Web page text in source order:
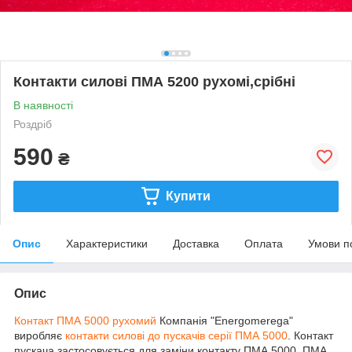
Контакти силові ПМА 5200 рухомі,срібні
В наявності
Роздріб
590 ₴
Купити
Опис Характеристики Доставка Оплата Умови
Опис
Контакт ПМА 5000 рухомий Компанія "Energomerega"
виробляє контакти силові до пускачів серії ПМА 5000 . Контакт